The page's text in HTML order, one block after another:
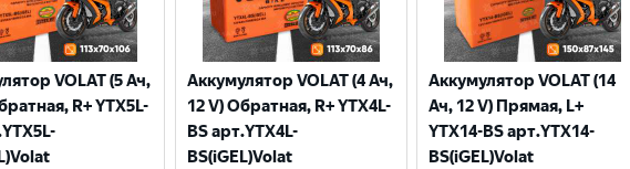
VOLAT (5 Ач,
R+ YTX5L-
Аккумулятор VOLAT (4 Ач,
12 V) Обратная, R+ YTX4L-
BS арт.YTX4L-
BS(iGEL)Volat
Аккумулятор VOLAT (14
Ач, 12 V) Прямая, L+
YTX14-BS арт.YTX14-
BS(iGEL)Volat
Выберите ваш город
Великий Новгород
Санкт-Петербург
Смоленск